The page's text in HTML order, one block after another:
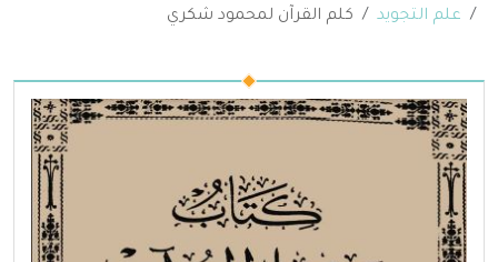
علم التجويد
كلم القرآن لمحمود شكري